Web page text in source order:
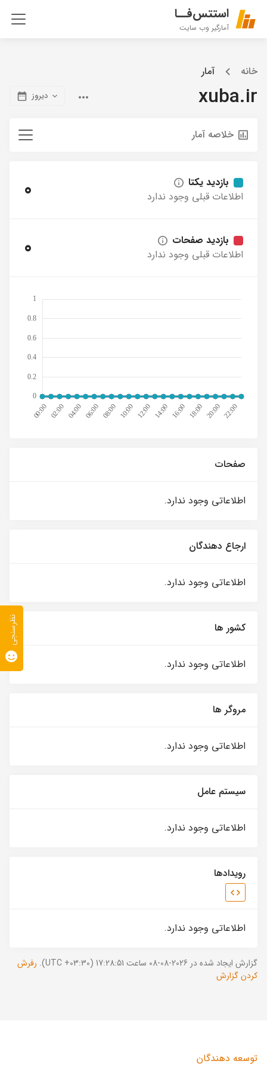
استتس‌فــا
آمارگیر وب سایت
خانه آمار
xuba.ir دیروز
خلاصه آمار
بازدید یکتا
اطلاعات قبلی وجود ندارد
0
بازدید صفحات
اطلاعات قبلی وجود ندارد
0
صفحات
اطلاعاتی وجود ندارد.
ارجاع دهندگان
اطلاعاتی وجود ندارد.
کشور ها
اطلاعاتی وجود ندارد.
مروگر ها
اطلاعاتی وجود ندارد.
سیستم عامل
اطلاعاتی وجود ندارد.
رویدادها
اطلاعاتی وجود ندارد.
گزارش ایجاد شده در 2026-08-08 ساعت 17:28:51 (UTC +03:30).
رفرش
کردن گزارش
توسعه دهندگان
نظرسنجی